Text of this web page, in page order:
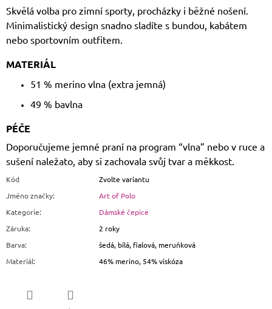
Skvělá volba pro zimní sporty, procházky i běžné nošení.
Minimalistický design snadno sladíte s bundou, kabátem
nebo sportovním outfitem.
MATERIÁL
51 % merino vlna (extra jemná)
49 % bavlna
PÉČE
Doporučujeme jemné praní na program “vlna” nebo v ruce a
sušení naležato, aby si zachovala svůj tvar a měkkost.
Kód
Zvolte variantu
Jméno značky:
Art of Polo
Kategorie:
Dámské čepice
Záruka:
2 roky
Barva:
šedá, bílá, fialová, meruňková
Materiál: 46% merino, 54% viskóza